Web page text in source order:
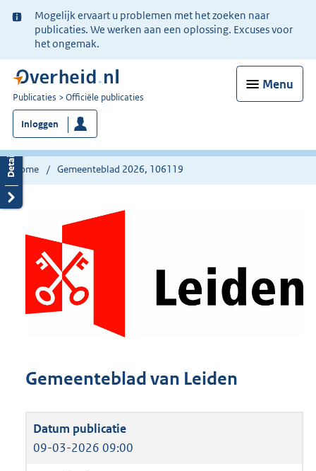
Ter
informatie:
Mogelijk ervaart u problemen met het zoeken naar
publicaties. We werken aan een oplossing. Excuses voor
het ongemak.
Menu
U
bent
nu
hier:
Publicaties Officiële publicaties
Inloggen
Home Gemeenteblad 2026, 106119
Gemeenteblad van Leiden
09-03-2026 09:00